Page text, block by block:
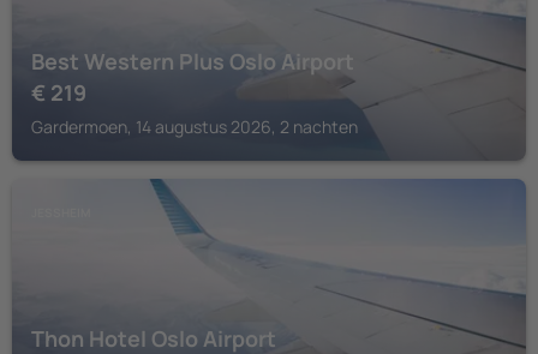
Best Western Plus Oslo Airport
€ 219
Gardermoen, 14 augustus 2026, 2 nachten
Thon Hotel Oslo Airport